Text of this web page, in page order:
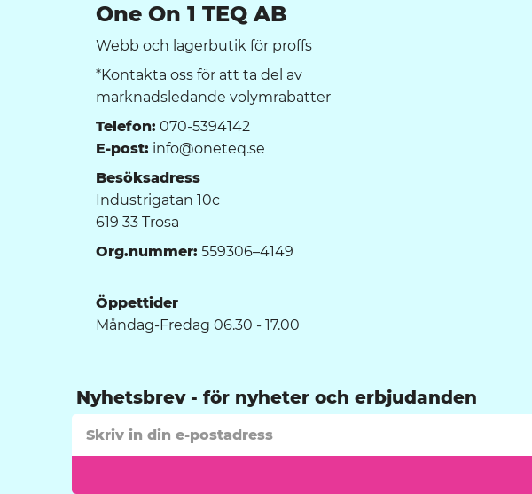
One On 1 TEQ AB
Webb och lagerbutik för proffs
*Kontakta oss för att ta del av
marknadsledande volymrabatter
Telefon: 070-5394142
E-post: info@oneteq.se
Besöksadress
Industrigatan 10c
619 33 Trosa
Org.nummer: 559306–4149
Öppettider
Måndag-Fredag 06.30 - 17.00
Nyhetsbrev